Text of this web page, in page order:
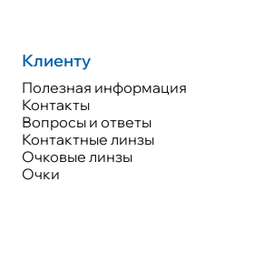
Клиенту
Полезная информация
Контакты
Вопросы и ответы
Контактные линзы
Очковые линзы
Очки